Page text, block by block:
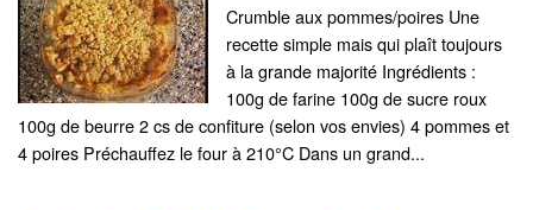
Crumble aux pommes/poires Une
recette simple mais qui plaît toujours
à la grande majorité Ingrédients :
100g de farine 100g de sucre roux
100g de beurre 2 cs de confiture (selon vos envies) 4 pommes et
4 poires Préchauffez le four à 210°C Dans un grand...